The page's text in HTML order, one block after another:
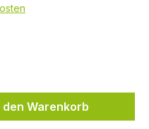
den
den Warenkorb